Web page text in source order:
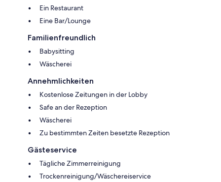
Ein Restaurant
Eine Bar/Lounge
Familienfreundlich
Babysitting
Wäscherei
Annehmlichkeiten
Kostenlose Zeitungen in der Lobby
Safe an der Rezeption
Wäscherei
Zu bestimmten Zeiten besetzte Rezeption
Gästeservice
Tägliche Zimmerreinigung
Trockenreinigung/Wäschereiservice